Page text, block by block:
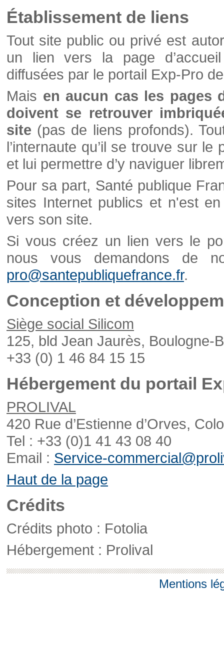
Établissement de liens
Tout site public ou privé est
un lien vers la page
diffusées par le portail Exp-Pro
Mais en aucun cas les pages
doivent se retrouver
site (pas de liens profonds).
l’internaute qu’il se trouve sur
et lui permettre d’y naviguer
Pour sa part, Santé publique
sites Internet publics et n'est
vers son site.
Si vous créez un lien vers le
nous vous demandons de
pro@santepubliquefrance.fr.
Conception et
Siège social Silicom
125, bld Jean Jaurès, Boulogne-
+33 (0) 1 46 84 15 15
Hébergement du portail
PROLIVAL
420 Rue d’Estienne d’Orves,
Tel : +33 (0)1 41 43 08 40
Email : Service-
Haut de la page
Crédits
Crédits photo : Fotolia
Hébergement : Prolival
Mentions